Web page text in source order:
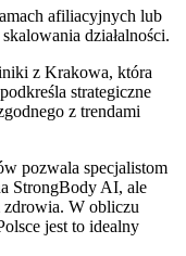
afiliacyjnych lub
działalności.
z Krakowa, która
strategiczne
z trendami
pozwala specjalistom
StrongBody AI, ale
zdrowia. W obliczu
jest to idealny